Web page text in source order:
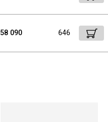
58 090 646